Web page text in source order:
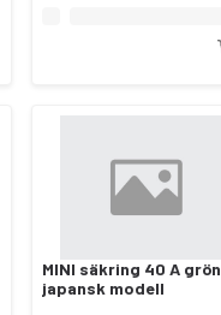
MINI säkring 40 A grön
japansk modell